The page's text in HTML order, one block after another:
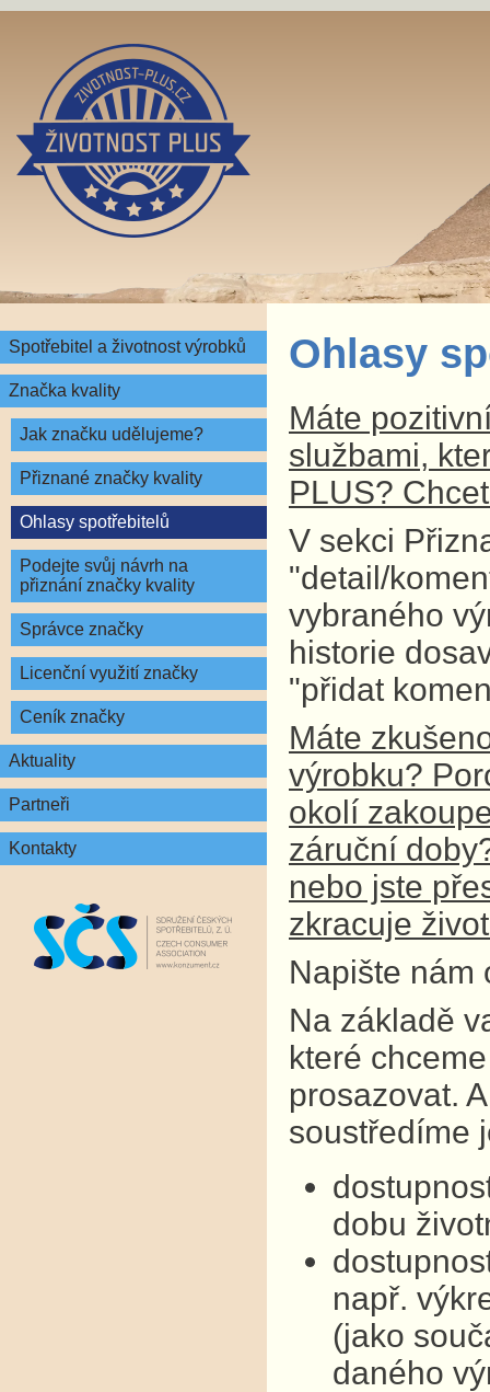
Spotřebitel a životnost výrobků
Značka kvality
Jak značku udělujeme?
Přiznané značky kvality
Ohlasy spotřebitelů
Podejte svůj návrh na
přiznání značky kvality
Správce značky
Licenční využití značky
Ceník značky
Aktuality
Partneři
Kontakty
Ohlasy
Máte
službami,
PLUS?
V sekci
"detail/
vybraného
historie
"přidat
Máte
výrobku?
okolí
záruční
nebo jste
zkracuje
Napište nám
Na základě
které
prosazovat.
soustředíme
dobu
např.
(jako
daného